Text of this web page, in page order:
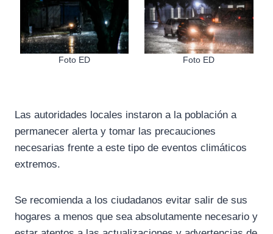
Foto ED Foto ED
Las autoridades locales instaron a la población a
permanecer alerta y tomar las precauciones
necesarias frente a este tipo de eventos climáticos
extremos.
Se recomienda a los ciudadanos evitar salir de sus
hogares a menos que sea absolutamente necesario y